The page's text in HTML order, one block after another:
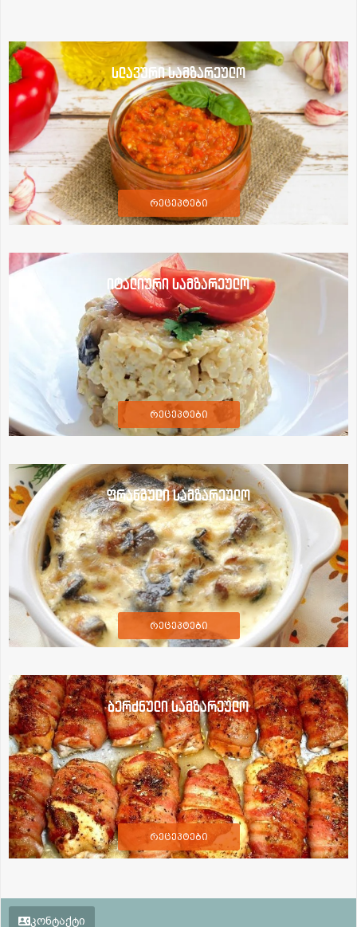
სლავური სამზარეულო
რეცეპტები
იტალიური სამზარეულო
რეცეპტები
ფრანგული სამზარეულო
რეცეპტები
ბერძნული სამზარეულო
რეცეპტები
კონტაქტი